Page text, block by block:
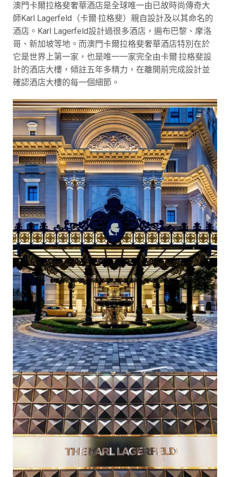
澳門卡爾拉格斐奢華酒店是全球唯一由已故時尚傳奇大
師Karl Lagerfeld（卡爾·拉格斐）親自設計及以其命名的
酒店。Karl Lagerfeld設計過很多酒店，遍布巴黎、摩洛
哥、新加坡等地。而澳門卡爾拉格斐奢華酒店特別在於
它是世界上第一家，也是唯一一家完全由卡爾·拉格斐設
計的酒店大樓，傾註五年多精力，在離開前完成設計並
確認酒店大樓的每一個細節。